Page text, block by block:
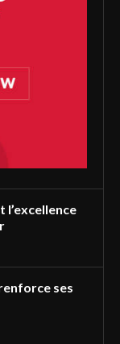
l’excellence
ses